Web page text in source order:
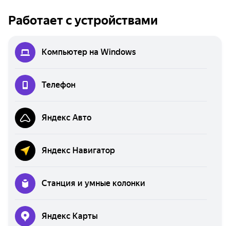
Работает с устройствами
Компьютер на Windows
Телефон
Яндекс Авто
Яндекс Навигатор
Станция и умные колонки
Яндекс Карты